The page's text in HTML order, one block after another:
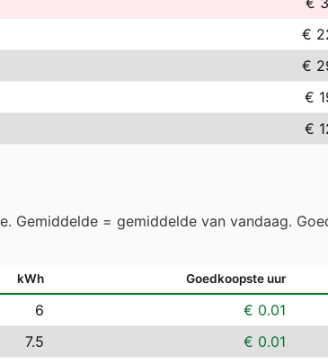
€
€
€
€
Gemiddelde = gemiddelde van vandaag.
kWh Goedkoopste uur
6 € 0.01
7.5 € 0.01